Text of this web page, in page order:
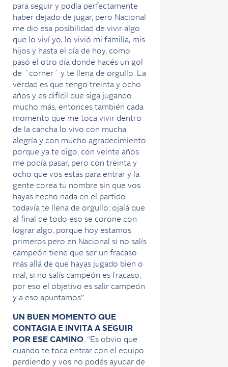
para seguir y podía perfectamente
haber dejado de jugar, pero Nacional
me dio esa posibilidad de vivir algo
que lo viví yo, lo vivió mi familia, mis
hijos y hasta el día de hoy, como
pasó el otro día donde hacés un gol
de `corner´ y te llena de orgullo. La
verdad es que tengo treinta y ocho
años y es difícil que siga jugando
mucho más, entonces también cada
momento que me toca vivir dentro
de la cancha lo vivo con mucha
alegría y con mucho agradecimiento
porque ya te digo, con veinte años
me podía pasar, pero con treinta y
ocho que vos estás para entrar y la
gente corea tu nombre sin que vos
hayas hecho nada en el partido
todavía te llena de orgullo; ojalá que
al final de todo eso se corone con
lograr algo, porque hoy estamos
primeros pero en Nacional si no salís
campeón tiene que ser un fracaso
más allá de que hayas jugado bien o
mal, si no salís campeón es fracaso,
por eso el objetivo es salir campeón
y a eso apuntamos”.
UN BUEN MOMENTO QUE
CONTAGIA E INVITA A SEGUIR
POR ESE CAMINO. “Es obvio que
cuando te toca entrar con el equipo
perdiendo y vos no podés ayudar de